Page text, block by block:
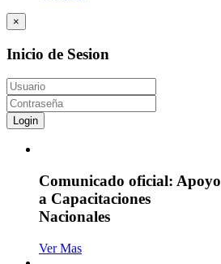
×
Inicio de Sesion
Login
Comunicado oficial: Apoyo
a Capacitaciones
Nacionales
Ver Mas